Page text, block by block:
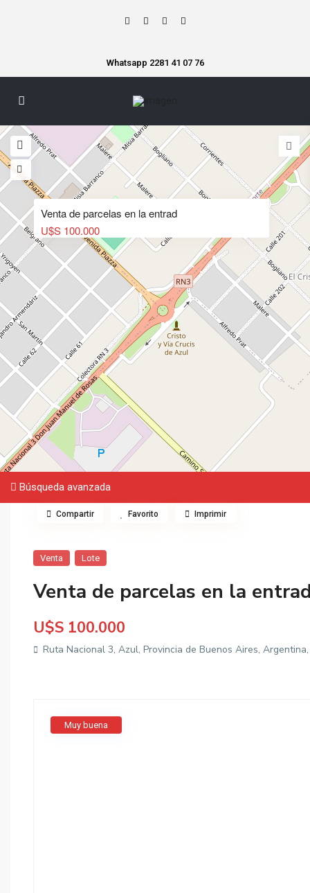
Whatsapp 2281 41 07 76
Venta de parcelas en la entrad
U$S 100.000
Búsqueda avanzada
Venta Lote
Venta de parcelas en la
U$S 100.000
Ruta Nacional 3, Azul, Provincia de Buenos Aires,
Compartir Favorito Imprimir
Muy buena